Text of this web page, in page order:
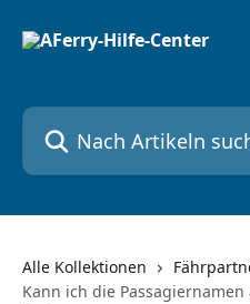
Nach Artikeln suchen …
Alle Kollektionen
Kann ich die